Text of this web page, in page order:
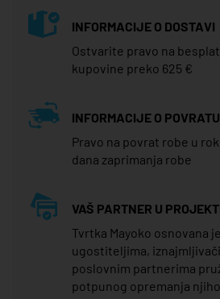
INFORMACIJE O DOSTAVI
Ostvarite pravo na
kupovine preko 625 €
INFORMACIJE O POVRATU
Pravo na povrat robe u
dana zaprimanja robe
VAŠ PARTNER U
Tvrtka Mayoko osnovana
ugostiteljima,
poslovnim partnerima
potpunog opremanja